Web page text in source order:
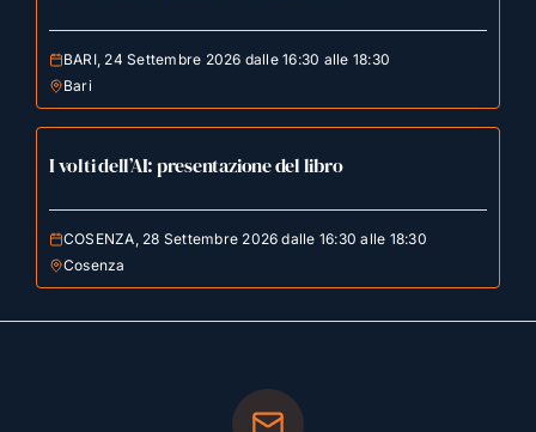
BARI, 24 Settembre 2026 dalle 16:30 alle 18:30
Bari
I volti dell’AI: presentazione del libro
COSENZA, 28 Settembre 2026 dalle 16:30 alle 18:30
Cosenza